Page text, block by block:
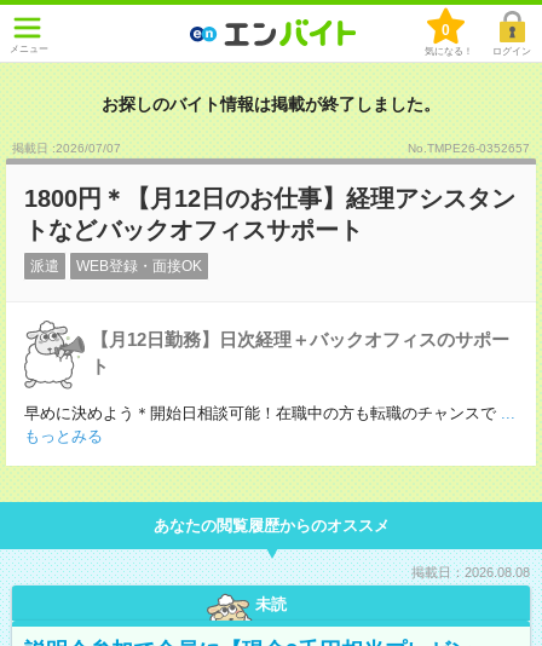
メニュー
0
気になる！ ログイン
お探しのバイト情報は掲載が終了しました。
掲載日 :2026/07/07 No.TMPE26-0352657
1800円＊【月12日のお仕事】経理アシスタン
トなどバックオフィスサポート
派遣 WEB登録・面接OK
【月12日勤務】日次経理＋バックオフィスのサポー
ト
早めに決めよう＊開始日相談可能！在職中の方も転職のチャンスで ...
もっとみる
あなたの閲覧履歴からのオススメ
掲載日：2026.08.08
未読